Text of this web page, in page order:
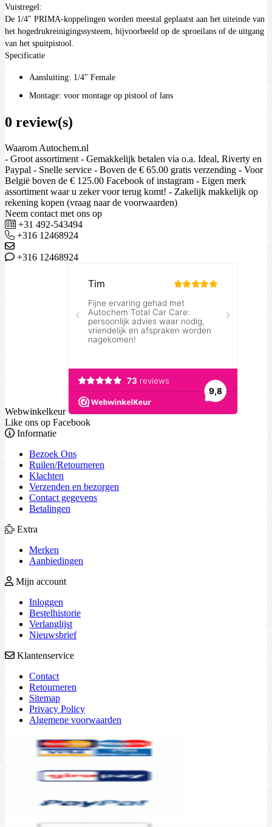
Vuistregel:
De 1/4" PRIMA-koppelingen worden meestal geplaatst aan het uiteinde van
het hogedrukreinigingssysteem, bijvoorbeeld op de sproeilans of de uitgang
van het spuitpistool.
Specificatie
Aansluiting: 1/4" Female
Montage: voor montage op pistool of lans
0 review(s)
Waarom Autochem.nl
- Groot assortiment - Gemakkelijk betalen via o.a. Ideal, Riverty en
Paypal - Snelle service - Boven de € 65.00 gratis verzending - Voor
België boven de € 125.00 Facebook of instagram - Eigen merk
assortiment waar u zeker voor terug komt! - Zakelijk makkelijk op
rekening kopen (vraag naar de voorwaarden)
Neem contact met ons op
+31 492-543494
+316 12468924
+316 12468924
Webwinkelkeur
Like ons op Facebook
Informatie
Bezoek Ons
Ruilen/Retourneren
Klachten
Verzenden en bezorgen
Contact gegevens
Betalingen
Extra
Merken
Aanbiedingen
Mijn account
Inloggen
Bestelhistorie
Verlanglijst
Nieuwsbrief
Klantenservice
Contact
Retourneren
Sitemap
Privacy Policy
Algemene voorwaarden